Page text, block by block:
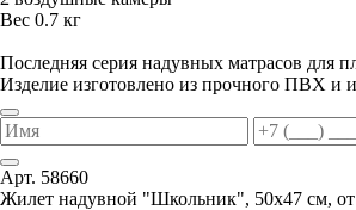
Вес 0.7 кг
Последняя серия надувных матрасов
Изделие изготовлено из прочного ПВХ и
Арт. 58660
Жилет надувной "Школьник", 50х47 см,